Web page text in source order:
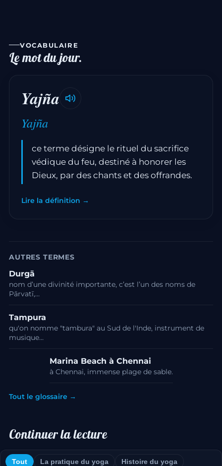
VOCABULAIRE
Le mot du jour.
Yajña
Yajña
ce terme désigne le rituel du sacrifice
védique du feu, destiné à honorer les
Dieux, par des chants et des offrandes.
Lire la définition →
AUTRES TERMES
Durgā
nom d’une divinité importante, c’est l’un des noms de
Pārvatī,…
Tampura
qu'on nomme "tambura" au Sud de l'Inde, instrument de
musique…
Marina Beach à Chennai
à Chennai, immense plage de sable.
Tout le glossaire →
Continuer la lecture
Tout La pratique du yoga
Histoire du yoga